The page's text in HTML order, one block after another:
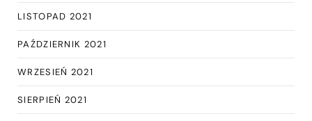
LISTOPAD 2021
PAŹDZIERNIK 2021
WRZESIEŃ 2021
SIERPIEŃ 2021